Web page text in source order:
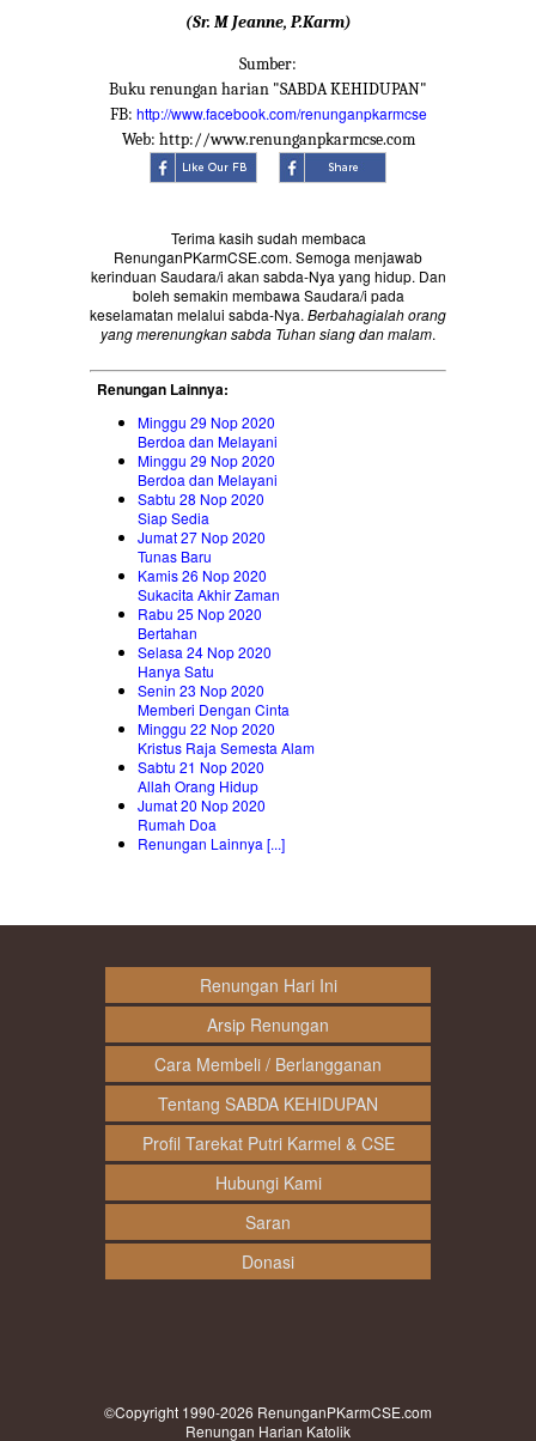
(Sr. M Jeanne, P.Karm)
Sumber:
Buku renungan harian "SABDA KEHIDUPAN"
FB: http://www.facebook.com/renunganpkarmcse
Web: http://www.renunganpkarmcse.com
Terima kasih sudah membaca
RenunganPKarmCSE.com. Semoga menjawab
kerinduan Saudara/i akan sabda-Nya yang hidup. Dan
boleh semakin membawa Saudara/i pada
keselamatan melalui sabda-Nya. Berbahagialah orang
yang merenungkan sabda Tuhan siang dan malam.
Renungan Lainnya:
Minggu 29 Nop 2020
Berdoa dan Melayani
Minggu 29 Nop 2020
Berdoa dan Melayani
Sabtu 28 Nop 2020
Siap Sedia
Jumat 27 Nop 2020
Tunas Baru
Kamis 26 Nop 2020
Sukacita Akhir Zaman
Rabu 25 Nop 2020
Bertahan
Selasa 24 Nop 2020
Hanya Satu
Senin 23 Nop 2020
Memberi Dengan Cinta
Minggu 22 Nop 2020
Kristus Raja Semesta Alam
Sabtu 21 Nop 2020
Allah Orang Hidup
Jumat 20 Nop 2020
Rumah Doa
Renungan Lainnya [...]
Renungan Hari Ini
Arsip Renungan
Cara Membeli / Berlangganan
Tentang SABDA KEHIDUPAN
Profil Tarekat Putri Karmel & CSE
Hubungi Kami
Saran
Donasi
©Copyright 1990-2026 RenunganPKarmCSE.com
Renungan Harian Katolik